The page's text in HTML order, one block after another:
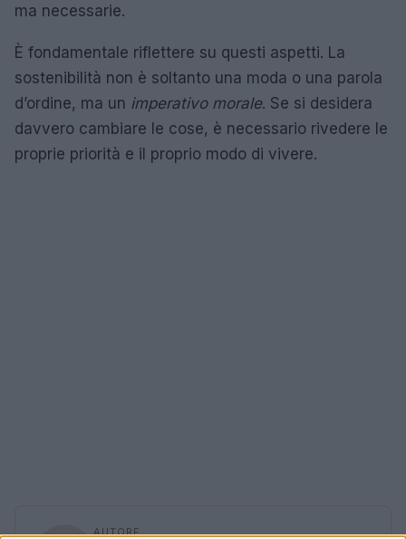
ma necessarie.
È fondamentale riflettere su questi aspetti. La
sostenibilità non è soltanto una moda o una parola
d’ordine, ma un imperativo morale. Se si desidera
davvero cambiare le cose, è necessario rivedere le
proprie priorità e il proprio modo di vivere.
AUTORE